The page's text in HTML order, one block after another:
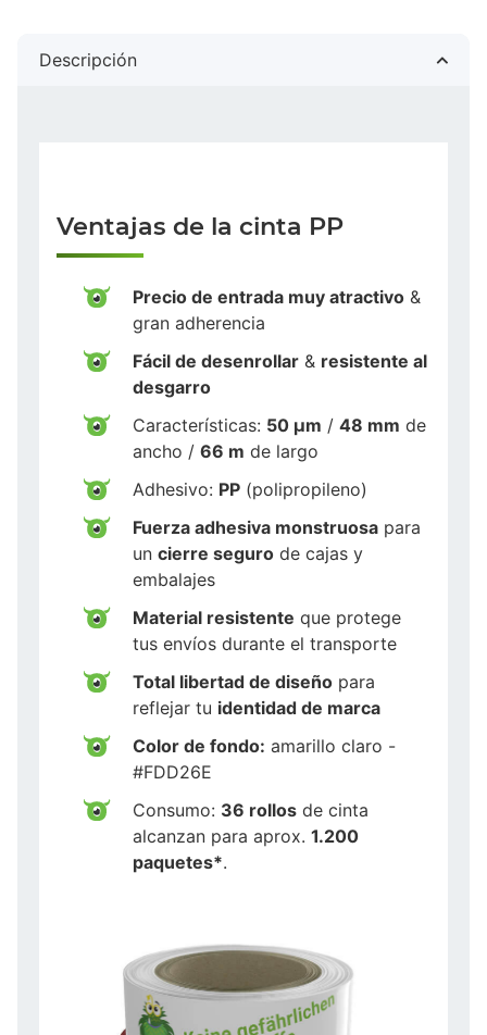
Descripción
Ventajas de la cinta PP
Precio de entrada muy atractivo &
gran adherencia
Fácil de desenrollar & resistente al
desgarro
Características: 50 µm / 48 mm de
ancho / 66 m de largo
Adhesivo: PP (polipropileno)
Fuerza adhesiva monstruosa para
un cierre seguro de cajas y
embalajes
Material resistente que protege
tus envíos durante el transporte
Total libertad de diseño para
reflejar tu identidad de marca
Color de fondo: amarillo claro -
#FDD26E
Consumo: 36 rollos de cinta
alcanzan para aprox. 1.200
paquetes*.